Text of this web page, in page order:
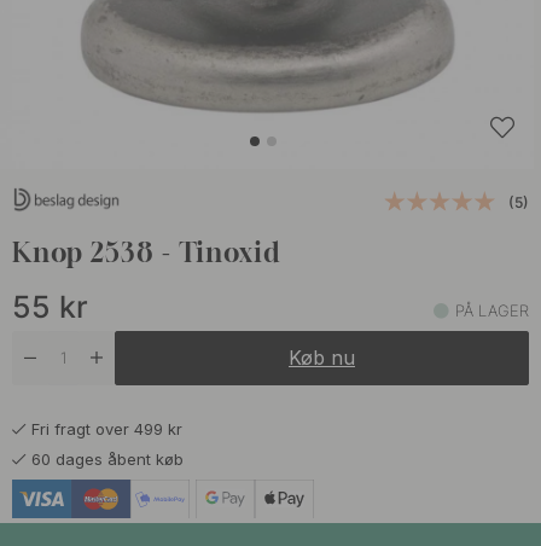
(5)
Knop 2538 - Tinoxid
55 kr PÅ LAGER
Køb nu
Fri fragt over 499 kr
60 dages åbent køb